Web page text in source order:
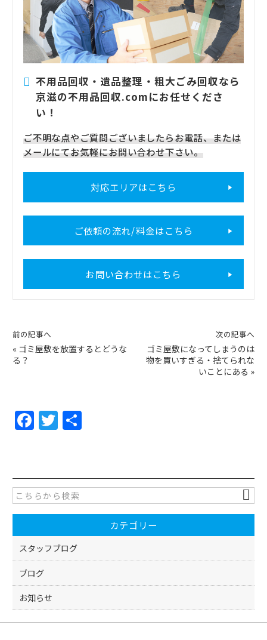
不用品回収・遺品整理・粗大ごみ回収なら
京滋の不用品回収.comにお任せくださ
い！
ご不明な点やご質問ございましたらお電話、または
メールにてお気軽にお問い合わせ下さい。
対応エリアはこちら
ご依頼の流れ/料金はこちら
お問い合わせはこちら
前の記事へ
« ゴミ屋敷を放置するとどうな
る？
次の記事へ
ゴミ屋敷になってしまうのは
物を買いすぎる・捨てられな
いことにある »
F
e
b
o
o
k
T
er
カテゴリー
スタッフブログ
ブログ
お知らせ